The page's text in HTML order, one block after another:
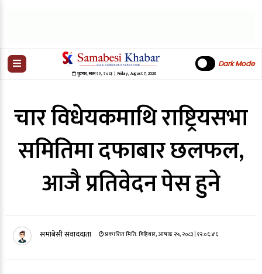
शुक्रबार,साउन २२,२०८३| Friday, August 7, 2026
Dark Mode
चार विधेयकमाथि राष्ट्रियसभा
समितिमा दफाबार छलफल,
आजै प्रतिवेदन पेस हुने
समाबेसी संवाददाता प्रकाशित मिति:बिहिबार, आषाढ २५, २०८३| १२:०६:४६